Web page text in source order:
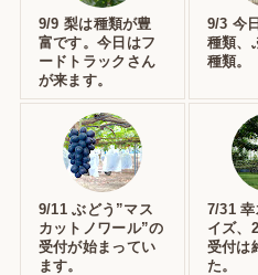
9/9 梨は種類が豊
富です。今日はフ
ードトラックさん
が来ます。
9/3 今
種類、
種類。
9/11 ぶどう”マス
カットノワール”の
受付が始まってい
ます。
7/31
イズ、
受付は
た。